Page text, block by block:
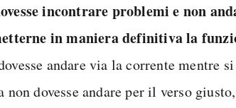
incontrare problemi e non
in maniera definitiva la
andare via la corrente mentre
non dovesse andare per il verso